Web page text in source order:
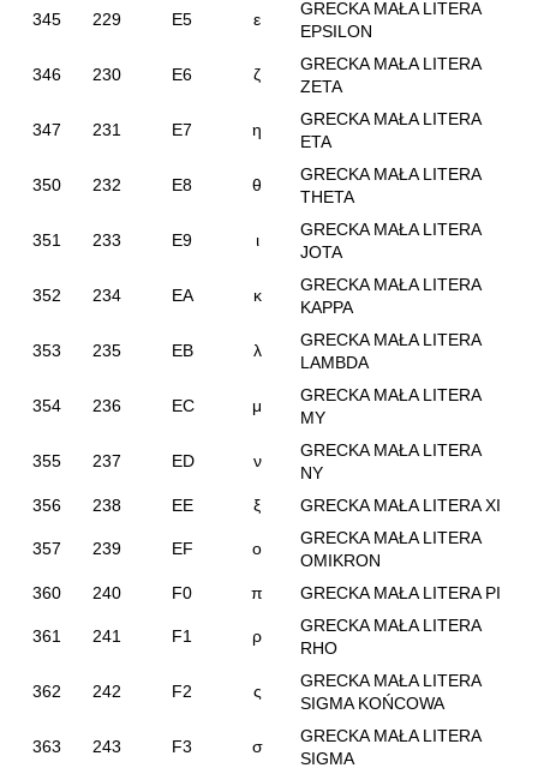
345 229 E5 ε
GRECKA MAŁA LITERA
EPSILON
346 230 E6 ζ
GRECKA MAŁA LITERA
ZETA
347 231 E7 η
GRECKA MAŁA LITERA
ETA
350 232 E8 θ
GRECKA MAŁA LITERA
THETA
351 233 E9 ι
GRECKA MAŁA LITERA
JOTA
352 234 EA κ
GRECKA MAŁA LITERA
KAPPA
353 235 EB λ
GRECKA MAŁA LITERA
LAMBDA
354 236 EC μ
GRECKA MAŁA LITERA
MY
355 237 ED ν
GRECKA MAŁA LITERA
NY
356
238 EE ξ GRECKA MAŁA LITERA XI
357 239 EF ο
GRECKA MAŁA LITERA
OMIKRON
360
240 F0 π GRECKA MAŁA LITERA PI
361 241 F1 ρ
GRECKA MAŁA LITERA
RHO
362 242 F2 ς
GRECKA MAŁA LITERA
SIGMA KOŃCOWA
363 243 F3 σ
GRECKA MAŁA LITERA
SIGMA